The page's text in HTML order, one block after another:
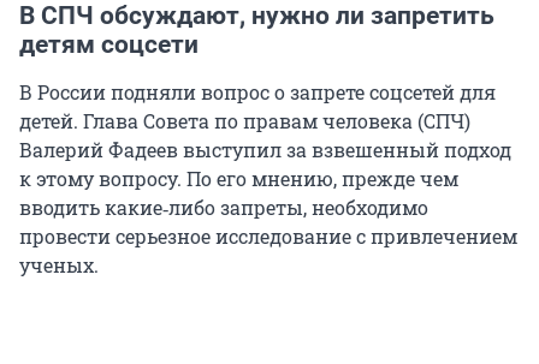
В СПЧ обсуждают, нужно ли запретить
детям соцсети
В России подняли вопрос о запрете соцсетей для
детей. Глава Совета по правам человека (СПЧ)
Валерий Фадеев выступил за взвешенный подход
к этому вопросу. По его мнению, прежде чем
вводить какие‑либо запреты, необходимо
провести серьезное исследование с привлечением
ученых.